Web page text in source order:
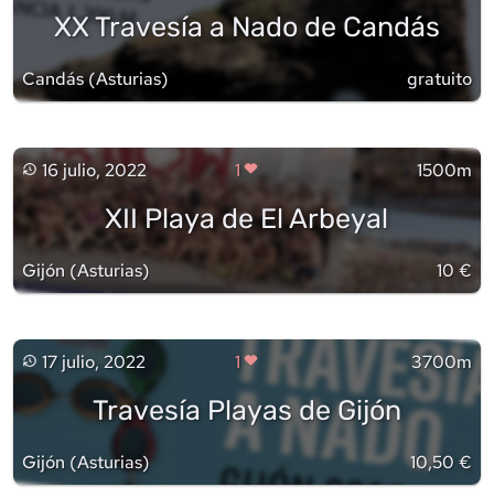
XX Travesía a Nado de Candás
Candás(Asturias) gratuito
16 julio, 2022 1 1500m
XII Playa de El Arbeyal
Gijón (Asturias) 10 €
17 julio, 2022 1 3700m
Travesía Playas de Gijón
Gijón (Asturias) 10,50 €